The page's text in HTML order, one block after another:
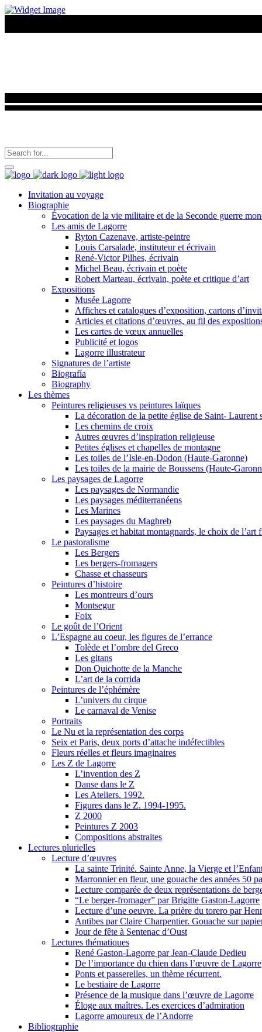
Invitation au voyage
Biographie
Évocation de la vie militaire et de la Seconde guerre
Les amis de Lagorre
Ryton Cazenave, artiste-peintre
Louis Carsalade, instituteur et écrivain
René-Victor Pilhes, écrivain
Michel Beau, écrivain et poète
Robert Marteau, écrivain, poète et critique d’art
Expositions
Musée Lagorre
Affiches et catalogues d’exposition, cartons
Articles et citations d’œuvres, au fil des
Les cartes de vœux annuelles
Publicité et logos
Lagorre illustrateur
Signatures de l’artiste
Biografía
Biography
Les thèmes
Peintures religieuses vs peintures laïques
La décoration de la petite église de Saint- Laurent
Les chemins de croix
Autres œuvres d’inspiration religieuse
Petites églises et chapelles de montagne
Les toiles de l’Isle-en-Dodon (Haute-Garonne)
Les toiles de la mairie de Boussens (Haute-
Les paysages de Lagorre
Les paysages de Normandie
Les paysages méditerranéens
Les Marines
Les paysages du Maghreb
Paysages et habitat montagnards, le choix de l’art
Le pastoralisme
Les Bergers
Les bergers-fromagers
Chasse et chasseurs
Peintures d’histoire
Les montreurs d’ours
Montsegur
Foix
Le goût de l’Orient
L’Espagne au coeur, les figures de l’errance
Tolède et l’ombre del Greco
Les gitans
Don Quichotte de la Manche
L’art de la corrida
Peintures de l’éphémère
L’univers du cirque
Le carnaval de Venise
Portraits
Le Nu et la représentation des corps
Seix et Paris, deux ports d’attache indéfectibles
Fleurs réelles et fleurs imaginaires
Les Z de Lagorre
L’invention des Z
Danse dans le Z
Les Ateliers. 1992.
Figures dans le Z. 1994-1995.
Z 2000
Peintures Z 2003
Compositions abstraites
Lectures plurielles
Lecture d’œuvres
La sainte Trinité. Sainte Anne, la Vierge et
Marronnier en fleur, une gouache des années 50
Lecture comparée de deux représentations de
“Le berger-fromager” par Brigitte Gaston-Lagorre
Lecture d’une oeuvre. La prière du torero par
Antibes par Claire Charpentier. Gouache sur
Jour de fête à Sentenac d’Oust
Lectures thématiques
René Gaston-Lagorre par Jean-Claude Dedieu
De l’importance du chien dans l’œuvre de Lagorre
Ponts et passerelles, un thème récurrent.
Le bestiaire de Lagorre
Présence de la musique dans l’œuvre de Lagorre
Éloge aux maîtres. Les exercices d’admiration
Lagorre amoureux de l’Andorre
Bibliographie